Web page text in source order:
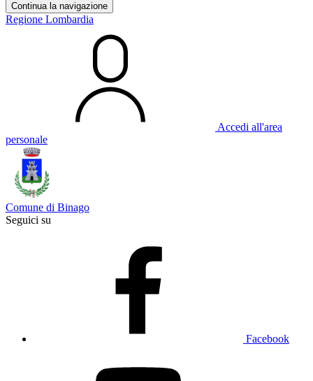
Continua la navigazione
Regione Lombardia
Accedi all'area
personale
Comune di Binago
Seguici su
Facebook